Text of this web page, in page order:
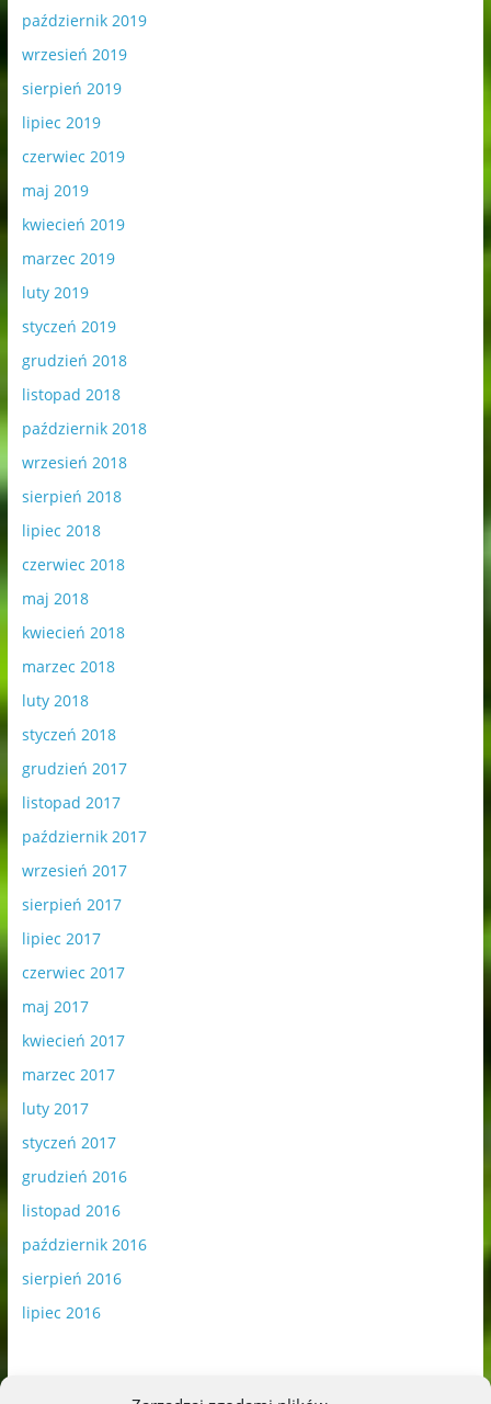
październik 2019
wrzesień 2019
sierpień 2019
lipiec 2019
czerwiec 2019
maj 2019
kwiecień 2019
marzec 2019
luty 2019
styczeń 2019
grudzień 2018
listopad 2018
październik 2018
wrzesień 2018
sierpień 2018
lipiec 2018
czerwiec 2018
maj 2018
kwiecień 2018
marzec 2018
luty 2018
styczeń 2018
grudzień 2017
listopad 2017
październik 2017
wrzesień 2017
sierpień 2017
lipiec 2017
czerwiec 2017
maj 2017
kwiecień 2017
marzec 2017
luty 2017
styczeń 2017
grudzień 2016
listopad 2016
październik 2016
sierpień 2016
lipiec 2016